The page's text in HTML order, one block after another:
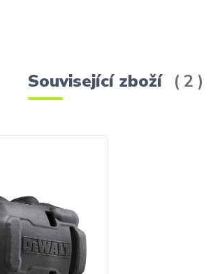
Související zboží 2